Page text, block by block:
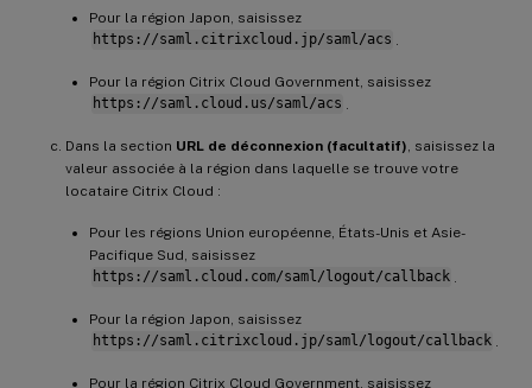
Pour la région Japon, saisissez
https://saml.citrixcloud.jp/saml/acs
Pour la région Citrix Cloud Government, saisissez
https://saml.cloud.us/saml/acs
Dans la section URL de déconnexion (facultatif) , saisissez la
valeur associée à la région dans laquelle se trouve votre
locataire Citrix Cloud :
Pour les régions Union européenne, États-Unis et Asie-
Pacifique Sud, saisissez
https://saml.cloud.com/saml/logout/callback
Pour la région Japon, saisissez
https://saml.citrixcloud.jp/saml/logout/callback
Pour la région Citrix Cloud Government, saisissez